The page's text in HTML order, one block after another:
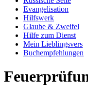
Evangelisation
Hilfswerk
Glaube & Zweifel
Hilfe zum Dienst
Mein Lieblingsvers
Buchempfehlungen